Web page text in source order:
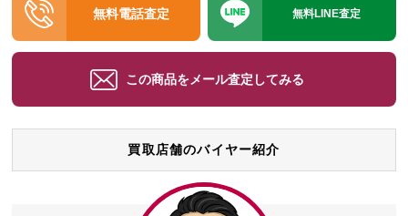
無料電話査定 無料LINE査定
この商品をメール査定してみる
買取店舗のバイヤー紹介